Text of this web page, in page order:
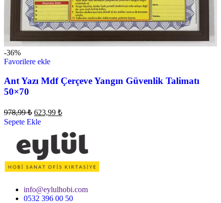
-36%
Favorilere ekle
Ant Yazı Mdf Çerçeve Yangın Güvenlik Talimatı
50×70
978,99₺ 623,99 ₺
Sepete Ekle
info@eylulhobi.com
0532 396 00 50